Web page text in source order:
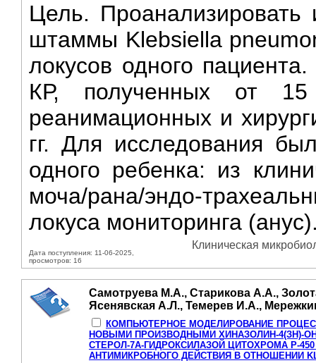
Цель. Проанализировать
штаммы Klebsiella
локусов одного
КР, полученных от 15
реанимационных и
гг. Для исследования
одного ребенка: из
моча/рана/эндо-
локуса мониторинга
Дата поступления: 11-06-2025,
просмотров: 16
Клиническая
Самотруева М.А., Старикова А.А.,
Ясенявская А.Л., Темерев И.А.,
КОМПЬЮТЕРНОЕ МОДЕЛИРОВАНИЕ
НОВЫМИ ПРОИЗВОДНЫМИ ХИНАЗОЛИН-4(ЗН)-
СТЕРОЛ-7А-ГИДРОКСИЛАЗОЙ ЦИТОХРОМА Р-450
АНТИМИКРОБНОГО ДЕЙСТВИЯ В ОТНОШЕНИИ